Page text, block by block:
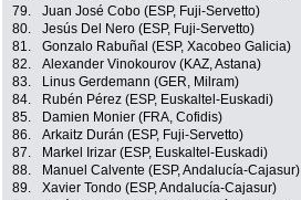
79.
Juan José Cobo (ESP, Fuji-Servetto)
80.
Jesús Del Nero (ESP, Fuji-Servetto)
81.
Gonzalo Rabuñal (ESP, Xacobeo Galicia)
82.
Alexander Vinokourov (KAZ, Astana)
83.
Linus Gerdemann (GER, Milram)
84.
Rubén Pérez (ESP, Euskaltel-Euskadi)
85.
Damien Monier (FRA, Cofidis)
86.
Arkaitz Durán (ESP, Fuji-Servetto)
87.
Markel Irizar (ESP, Euskaltel-Euskadi)
88.
Manuel Calvente (ESP, Andalucía-Cajasur)
89.
Xavier Tondo (ESP, Andalucía-Cajasur)